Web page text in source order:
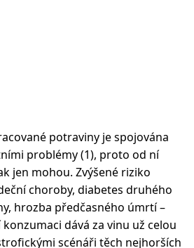
potraviny je spojována
problémy (1), proto od ní
jen mohou. Zvýšené riziko
choroby, diabetes druhého
hrozba předčasného úmrtí –
dává za vinu už celou
scénáři těch nejhorších